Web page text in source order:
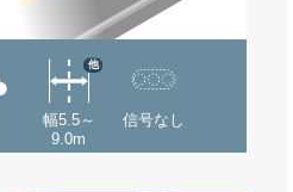
幅5.5～
9.0m
他
信号なし